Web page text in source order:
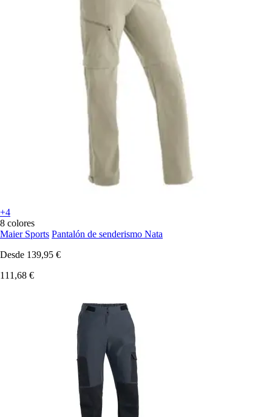
+4
8 colores
Maier Sports Pantalón de senderismo Nata
Desde 139,95 €
111,68 €